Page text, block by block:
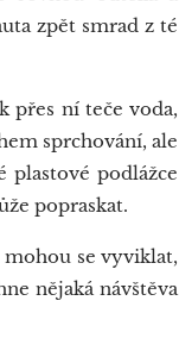
zpět smrad z té
přes ní teče voda,
sprchování, ale
plastové podlážce
popraskat.
se vyviklat,
nějaká návštěva